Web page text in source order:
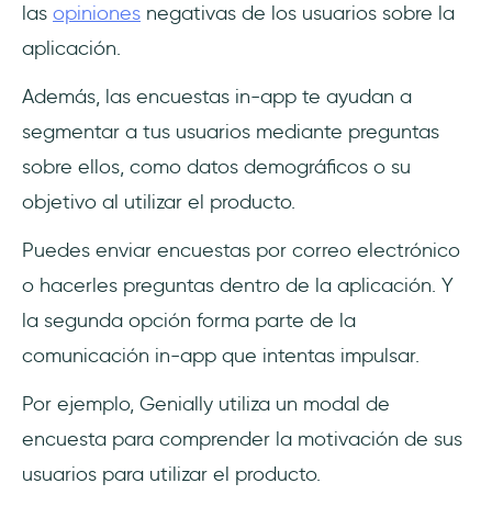
las opiniones negativas de los usuarios sobre la
aplicación.
Además, las encuestas in-app te ayudan a
segmentar a tus usuarios mediante preguntas
sobre ellos, como datos demográficos o su
objetivo al utilizar el producto.
Puedes enviar encuestas por correo electrónico
o hacerles preguntas dentro de la aplicación. Y
la segunda opción forma parte de la
comunicación in-app que intentas impulsar.
Por ejemplo, Genially utiliza un modal de
encuesta para comprender la motivación de sus
usuarios para utilizar el producto.